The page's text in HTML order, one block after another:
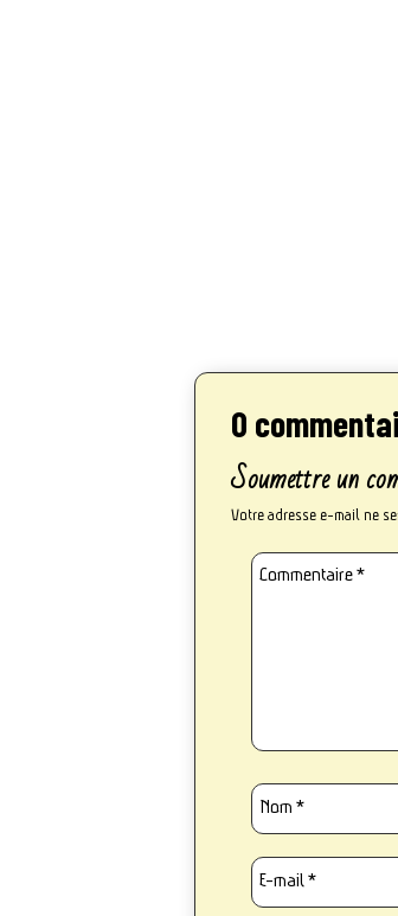
0
Soumettre un
Votre adresse e-mail ne